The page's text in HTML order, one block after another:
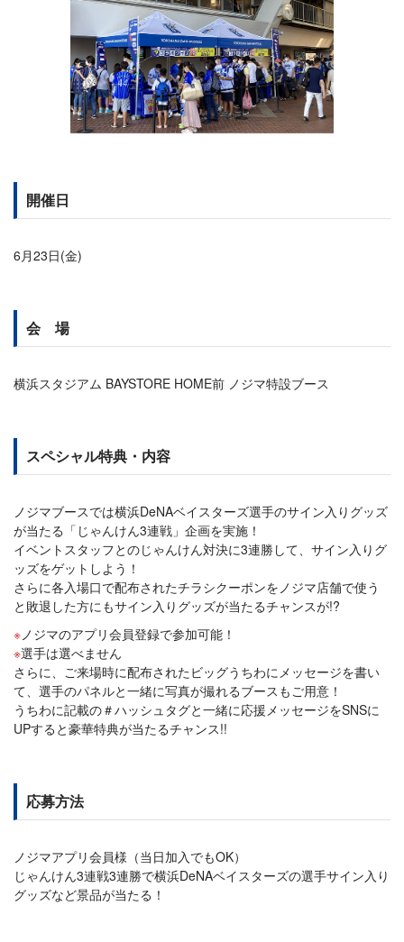
開催日
6月23日(金)
会 場
横浜スタジアム BAYSTORE HOME前 ノジマ特設ブース
スペシャル特典・内容
ノジマブースでは横浜DeNAベイスターズ選手のサイン入りグッズ
が当たる「じゃんけん3連戦」企画を実施！
イベントスタッフとのじゃんけん対決に3連勝して、サイン入りグ
ッズをゲットしよう！
さらに各入場口で配布されたチラシクーポンをノジマ店舗で使う
と敗退した方にもサイン入りグッズが当たるチャンスが!?
ノジマのアプリ会員登録で参加可能！
選手は選べません
さらに、ご来場時に配布されたビッグうちわにメッセージを書い
て、選手のパネルと一緒に写真が撮れるブースもご用意！
うちわに記載の＃ハッシュタグと一緒に応援メッセージをSNSに
UPすると豪華特典が当たるチャンス!!
応募方法
ノジマアプリ会員様（当日加入でもOK）
じゃんけん3連戦3連勝で横浜DeNAベイスターズの選手サイン入り
グッズなど景品が当たる！